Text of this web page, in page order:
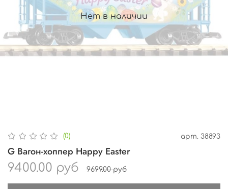
Нет в наличии
(0) арт. 38893
G Вагон-хоппер Happy Easter
9400.00 руб 9699.00 руб